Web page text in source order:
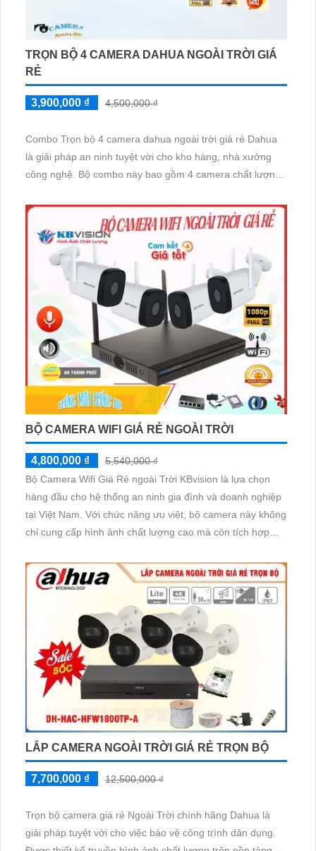
TRỌN BỘ 4 CAMERA DAHUA NGOÀI TRỜI GIÁ
RẺ
3,900,000 ₫ 4,500,000 ₫
Combo Trọn bộ 4 camera dahua ngoài trời giá rẻ Dahua
là giải pháp an ninh tuyệt vời cho kho hàng, nhà xưởng
công nghệ. Bộ combo này bao gồm 4 camera chất lượng
lượng hình ảnh tuyệt vời
BỘ CAMERA WIFI GIÁ RẺ NGOÀI TRỜI
4,800,000 ₫
5,540,000 ₫
Bộ Camera Wifi Giá Rẻ ngoài Trời KBvision là lựa chọn
hàng đầu cho hệ thống an ninh gia đình và doanh nghiệp
tại Việt Nam. Với chức năng ưu việt, bộ camera này không
chỉ cung cấp hình ảnh chất lượng cao mà còn tích hợp
và sử dụng, bộ camera này đảm bảo mang lại sự an tâm
và tiện lợi cho người dùng
LẮP CAMERA NGOÀI TRỜI GIÁ RẺ TRỌN BỘ
7,700,000 ₫ 12,500,000 ₫
Trọn bộ camera giá rẻ Ngoài Trời chính hãng Dahua là
giải pháp tuyệt vời cho việc bảo vệ công trình dân dụng.